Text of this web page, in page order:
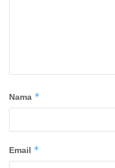
Nama *
Email *